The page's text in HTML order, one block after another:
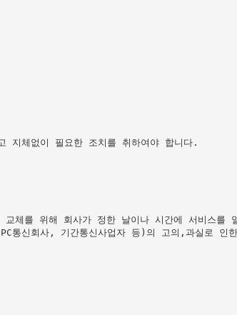
지체없이 필요한 조치를 취하여야 합니다.
위해 회사가 정한 날이나 시간에 서비스를
신회사, 기간통신사업자 등)의 고의,과실로 인